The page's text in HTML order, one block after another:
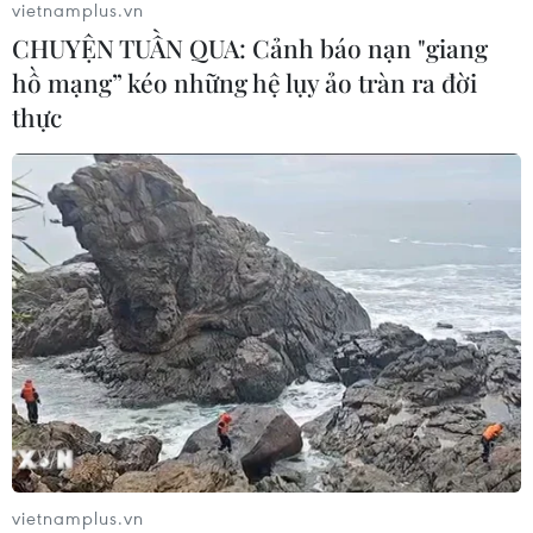
thác 2 triệu thùng dầu mỗi ngày
08/08/2026 00:12
Việt Nam khẳng định vị thế tại triển
lãm thương mại quốc tế của Ấn Độ
07/08/2026 23:08
Ngân hàng Trung ương Trung Quốc
mua thêm 20 tấn vàng trong tháng 7
07/08/2026 15:21
vietnamplus.vn
CHUYỆN TUẦN QUA: Cảnh báo nạn "giang
hồ mạng” kéo những hệ lụy ảo tràn ra đời
thực
vietnamplus.vn